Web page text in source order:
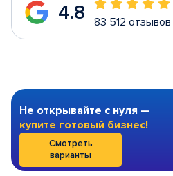
4.8 83 512 отзывов
Не открывайте с нуля —
купите готовый бизнес!
Смотреть
варианты